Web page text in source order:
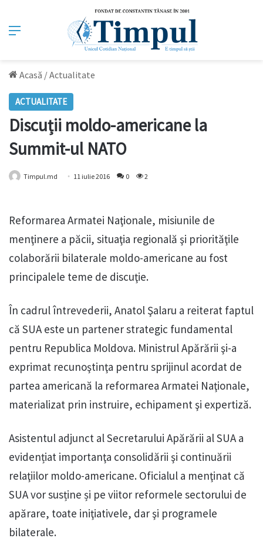
Meniu
Acasă /Actualitate
ACTUALITATE
Discuții moldo-americane la
Summit-ul NATO
Timpul.md 11 iulie 2016 0 2
Reformarea Armatei Naţionale, misiunile de
menţinere a păcii, situaţia regională şi priorităţile
colaborării bilaterale moldo-americane au fost
principalele teme de discuţie.
În cadrul întrevederii, Anatol Şalaru a reiterat faptul
că SUA este un partener strategic fundamental
pentru Republica Moldova. Ministrul Apărării şi-a
exprimat recunoştinţa pentru sprijinul acordat de
partea americană la reformarea Armatei Naţionale,
materializat prin instruire, echipament şi expertiză.
Asistentul adjunct al Secretarului Apărării al SUA a
evidențiat importanţa consolidării şi continuării
relaţiilor moldo-americane. Oficialul a menţinat că
SUA vor susține și pe viitor reformele sectorului de
apărare, toate iniţiativele, dar şi programele
bilaterale.